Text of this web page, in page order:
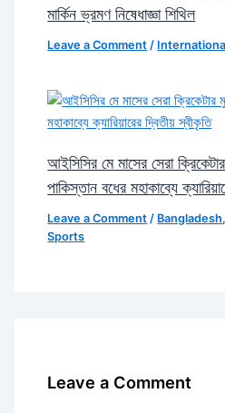
মার্কিন ভ্রমণ নিষেধাজ্ঞা শিথিল
Leave a Comment /
আইসিসির মে মাসের সেরা
পাকিস্তান বধের মহাকাব্যে
Leave a Comment / Bangladesh,
Sports
Leave a Comment